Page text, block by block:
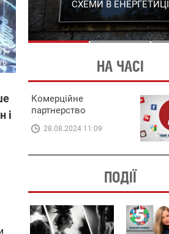
і
СХЕМИ В ЕНЕРГЕТИЦІ
ЕНЕРГЕТИЦІ
НА ЧАСІ
Комерційне
партнерство
28.08.2024 11:09
ПОДІЇ